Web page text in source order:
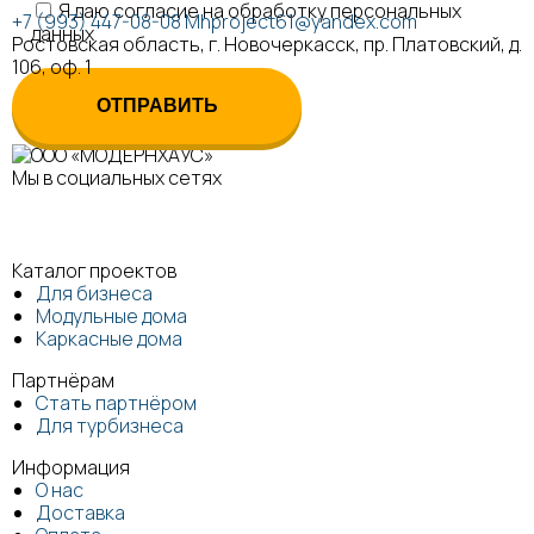
+7 (993) 447-08-08Mhproject61@yandex.com
Ростовская область, г. Новочеркасск, пр. Платовский, д.
106, оф. 1
Я даю согласие на обработку персональных
данных
Мы в социальных сетях
Каталог проектов
Для бизнеса
Модульные дома
Каркасные дома
Партнёрам
Стать партнёром
Для турбизнеса
Информация
О нас
Доставка